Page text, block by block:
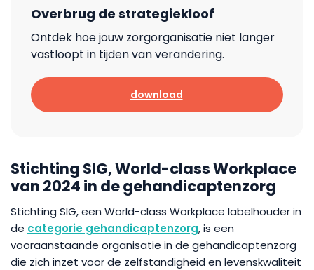
Overbrug de strategiekloof
Ontdek hoe jouw zorgorganisatie niet langer
vastloopt in tijden van verandering.
download
Stichting SIG, World-class Workplace
van 2024 in de gehandicaptenzorg
Stichting SIG, een World-class Workplace labelhouder in
de categorie gehandicaptenzorg, is een
vooraanstaande organisatie in de gehandicaptenzorg
die zich inzet voor de zelfstandigheid en levenskwaliteit